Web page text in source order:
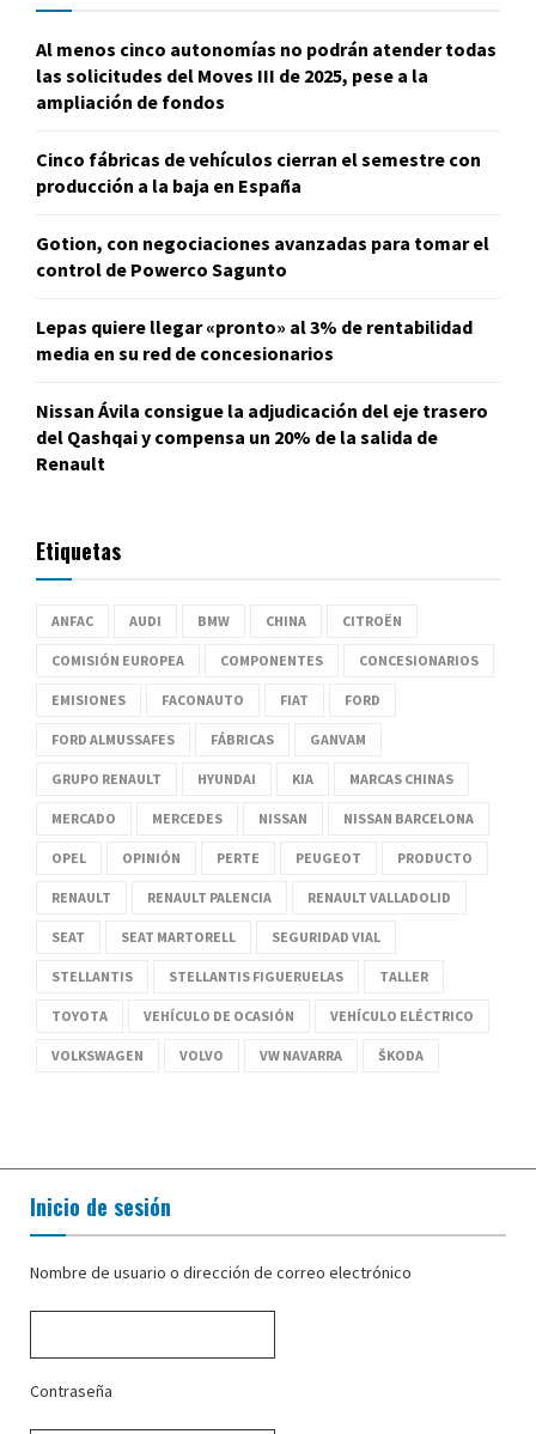
Al menos cinco autonomías no podrán atender todas
las solicitudes del Moves III de 2025, pese a la
ampliación de fondos
Cinco fábricas de vehículos cierran el semestre con
producción a la baja en España
Gotion, con negociaciones avanzadas para tomar el
control de Powerco Sagunto
Lepas quiere llegar «pronto» al 3% de rentabilidad
media en su red de concesionarios
Nissan Ávila consigue la adjudicación del eje trasero
del Qashqai y compensa un 20% de la salida de
Renault
Etiquetas
ANFAC AUDI BMW CHINA CITROËN
COMISIÓN EUROPEA COMPONENTES CONCESIONARIOS
EMISIONES FACONAUTO FIAT FORD
FORD ALMUSSAFES FÁBRICAS GANVAM
GRUPO RENAULT HYUNDAI KIA MARCAS CHINAS
MERCADO MERCEDES NISSAN NISSAN BARCELONA
OPEL OPINIÓN PERTE PEUGEOT PRODUCTO
RENAULT RENAULT PALENCIA RENAULT VALLADOLID
SEAT SEAT MARTORELL SEGURIDAD VIAL
STELLANTIS STELLANTIS FIGUERUELAS TALLER
TOYOTA VEHÍCULO DE OCASIÓN VEHÍCULO ELÉCTRICO
VOLKSWAGEN VOLVO VW NAVARRA ŠKODA
Inicio de sesión
Nombre de usuario o dirección de correo electrónico
Contraseña